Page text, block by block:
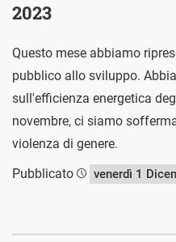
2023
Questo mese abbiamo
pubblico allo sviluppo.
sull'efficienza energetica
novembre, ci siamo
violenza di genere.
Pubblicato
venerdì 1